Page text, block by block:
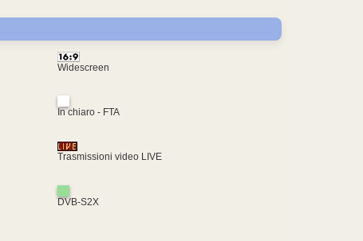
Widescreen
In chiaro - FTA
Trasmissioni video LIVE
DVB-S2X